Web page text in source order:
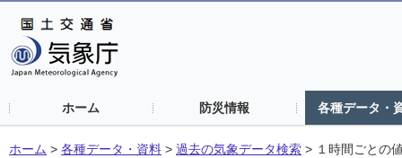
ホーム 防災情報 各種データ・
ホーム > 各種データ・資料 > 過去の気象データ検索 > １時間ごとの